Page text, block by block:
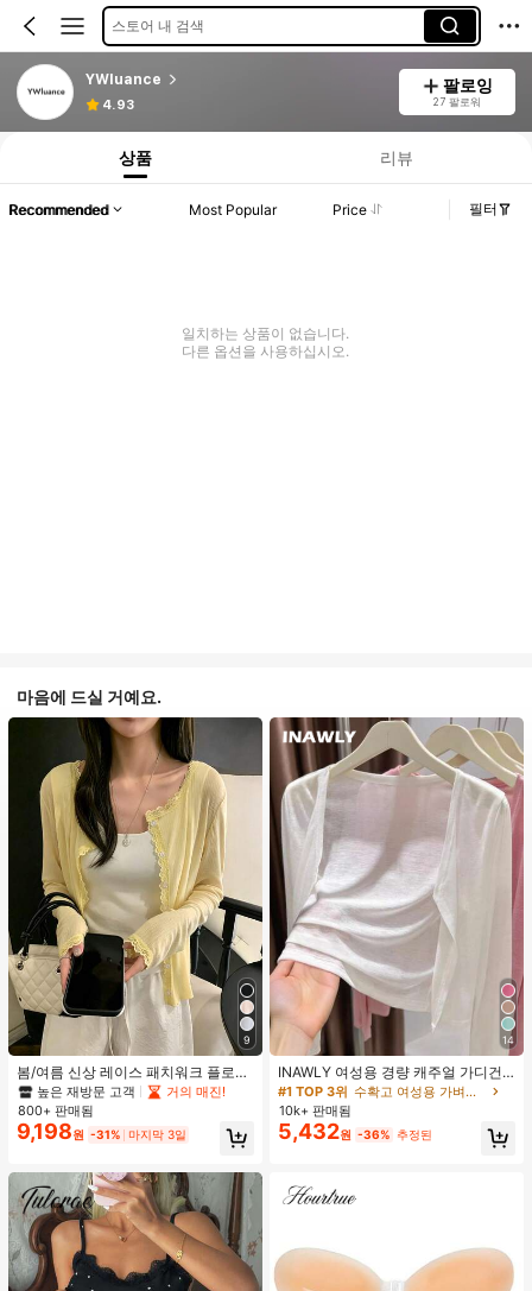
스토어 내 검색
YWluance
4.93
팔로잉
27 팔로워
상품 리뷰
Recommended Most Popular Price 필터
일치하는 상품이 없습니다.
다른 옵션을 사용하십시오.
마음에 드실 거예요.
9
봄/여름 신상 레이스 패치워크 플로럴
트림 소프트 니트 가디건 경량 재킷 탑
여성용, 코티지코어 옐로우
높은 재방문 고객
거의 매진!
800+ 판매됨
9,198원 -31% 마지막 3일
14
INAWLY 여성용 경량 캐주얼 가디건,
여름
#1 TOP 3위
수확고 여성용 가벼운 카디건
10k+ 판매됨
5,432원 -36% 추정된